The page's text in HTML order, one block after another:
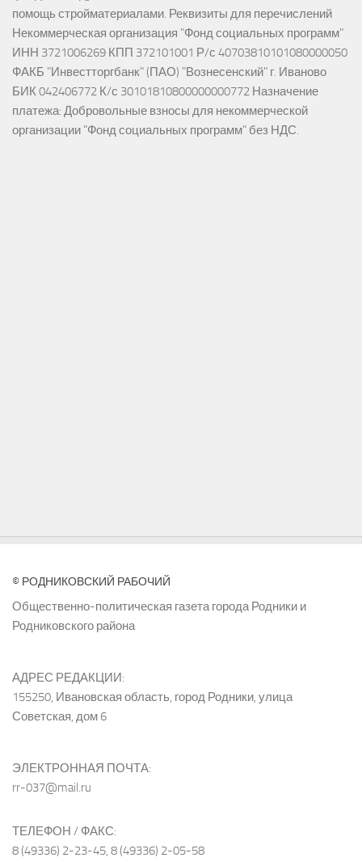
помощь стройматериалами. Реквизиты для перечислений
Некоммерческая организация "Фонд социальных программ"
ИНН 3721006269 КПП 372101001 Р/с 40703810101080000050
ФАКБ "Инвестторгбанк" (ПАО) "Вознесенский" г. Иваново
БИК 042406772 К/с 30101810800000000772 Назначение
платежа: Добровольные взносы для некоммерческой
организации "Фонд социальных программ" без НДС.
© РОДНИКОВСКИЙ РАБОЧИЙ
Общественно-политическая газета города Родники и
Родниковского района
АДРЕС РЕДАКЦИИ:
155250, Ивановская область, город Родники, улица
Советская, дом 6
ЭЛЕКТРОННАЯ ПОЧТА:
rr-037@mail.ru
ТЕЛЕФОН / ФАКС:
8 (49336) 2-23-45, 8 (49336) 2-05-58